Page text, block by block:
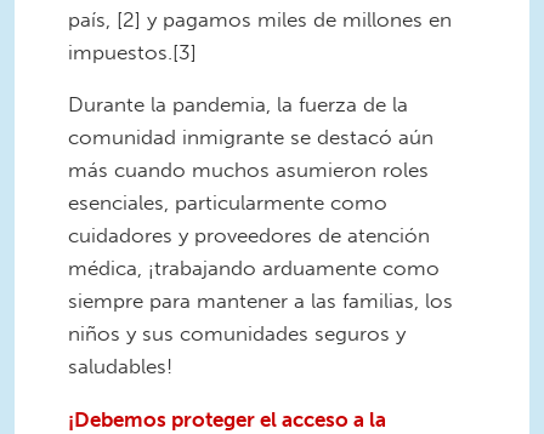
país, [2] y pagamos miles de millones en
impuestos.[3]
Durante la pandemia, la fuerza de la
comunidad inmigrante se destacó aún
más cuando muchos asumieron roles
esenciales, particularmente como
cuidadores y proveedores de atención
médica, ¡trabajando arduamente como
siempre para mantener a las familias, los
niños y sus comunidades seguros y
saludables!
¡Debemos proteger el acceso a la